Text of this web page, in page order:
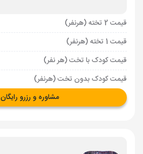
قیمت 2 تخته (هرنفر)
قیمت 1 تخته (هرنفر)
قیمت کودک با تخت (هر نفر)
قیمت کودک بدون تخت (هرنفر)
مشاوره و رزرو رایگان